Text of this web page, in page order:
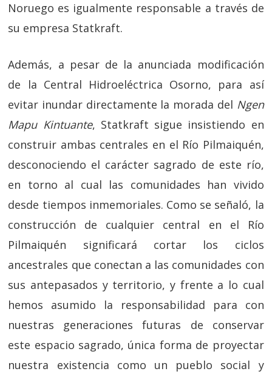
Noruego es igualmente responsable a través de
su empresa Statkraft.
Además, a pesar de la anunciada modificación
de la Central Hidroeléctrica Osorno, para así
evitar inundar directamente la morada del Ngen
Mapu Kintuante, Statkraft sigue insistiendo en
construir ambas centrales en el Río Pilmaiquén,
desconociendo el carácter sagrado de este río,
en torno al cual las comunidades han vivido
desde tiempos inmemoriales. Como se señaló, la
construcción de cualquier central en el Río
Pilmaiquén significará cortar los ciclos
ancestrales que conectan a las comunidades con
sus antepasados y territorio, y frente a lo cual
hemos asumido la responsabilidad para con
nuestras generaciones futuras de conservar
este espacio sagrado, única forma de proyectar
nuestra existencia como un pueblo social y